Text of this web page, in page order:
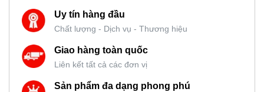
Uy tín hàng đầu
Chất lượng - Dịch vụ - Thương hiệu
Giao hàng toàn quốc
Liên kết tất cả các đơn vị
Sản phẩm đa dạng phong phú